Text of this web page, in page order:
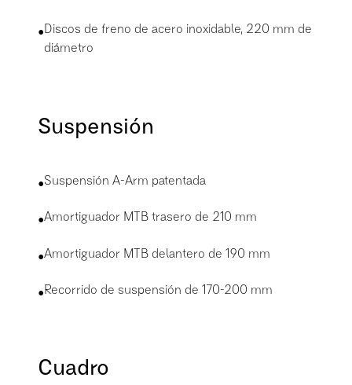
• Discos de freno de acero inoxidable, 220 mm de
diámetro
Suspensión
•Suspensión A-Arm patentada
•Amortiguador MTB trasero de 210 mm
•Amortiguador MTB delantero de 190 mm
•Recorrido de suspensión de 170-200 mm
Cuadro